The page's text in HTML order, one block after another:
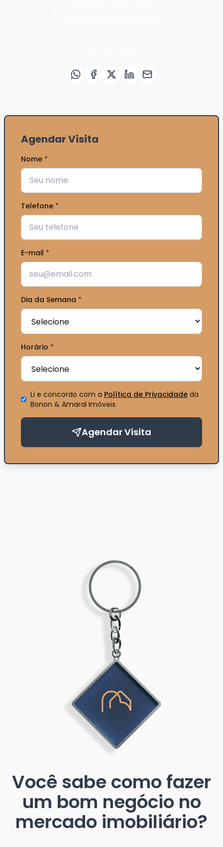
Agendar Visita
Nome *
Telefone *
E-mail *
Dia da Semana *
Horário *
Li e concordo com a Política de Privacidadeda
Bonon & Amaral Imóveis.
Agendar Visita
Você sabe como fazer
um bom negócio no
mercado imobiliário?